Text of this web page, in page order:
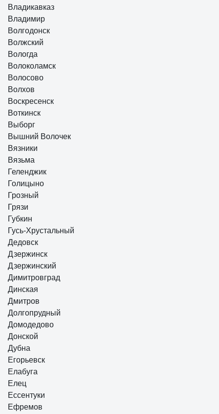
Владикавказ
Владимир
Волгодонск
Волжский
Вологда
Волоколамск
Волосово
Волхов
Воскресенск
Воткинск
Выборг
Вышний Волочек
Вязники
Вязьма
Геленджик
Голицыно
Грозный
Грязи
Губкин
Гусь-Хрустальный
Дедовск
Дзержинск
Дзержинский
Димитровград
Динская
Дмитров
Долгопрудный
Домодедово
Донской
Дубна
Егорьевск
Елабуга
Елец
Ессентуки
Ефремов